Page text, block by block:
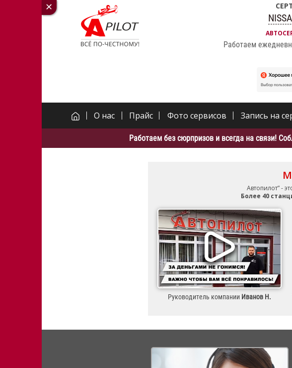
Работаем
О нас Прайс Фото сервисов Запись на
Работаем без сюрпризов и всегда на связи!
Автопилот” -
Более 40
Руководитель компании Иванов Н.